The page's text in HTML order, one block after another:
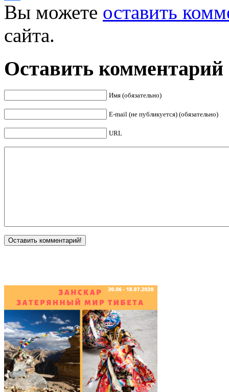
Facebook
Вы можете оставить
сайта.
Оставить комментарий
Имя (обязательно)
E-mail (не публикуется) (обязательно)
URL